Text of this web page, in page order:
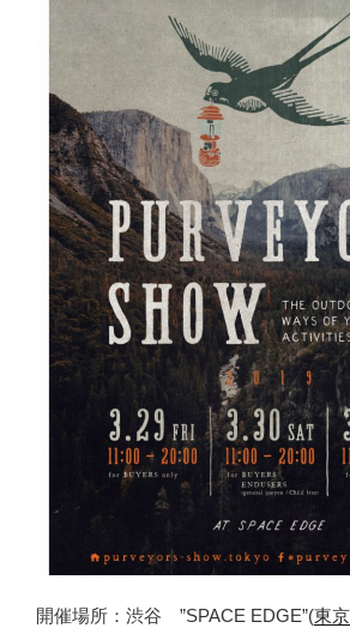
開催場所：渋谷 ”SPACE EDGE”(東